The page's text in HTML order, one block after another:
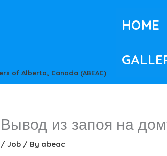
of Alberta, Canada (ABEAC)
HOME
Вывод из запоя на
/ Job / By abeac